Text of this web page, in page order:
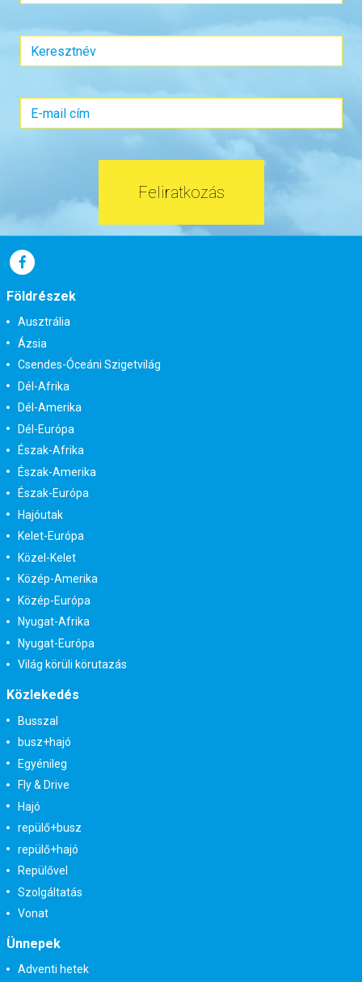
Feliratkozás
Földrészek
Ausztrália
Ázsia
Csendes-Óceáni Szigetvilág
Dél-Afrika
Dél-Amerika
Dél-Európa
Észak-Afrika
Észak-Amerika
Észak-Európa
Hajóutak
Kelet-Európa
Közel-Kelet
Közép-Amerika
Közép-Európa
Nyugat-Afrika
Nyugat-Európa
Világ körüli körutazás
Közlekedés
Busszal
busz+hajó
Egyénileg
Fly & Drive
Hajó
repülő+busz
repülő+hajó
Repülővel
Szolgáltatás
Vonat
Ünnepek
Adventi hetek